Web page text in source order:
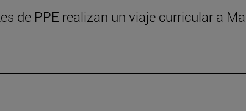
de PPE realizan un viaje curricular a